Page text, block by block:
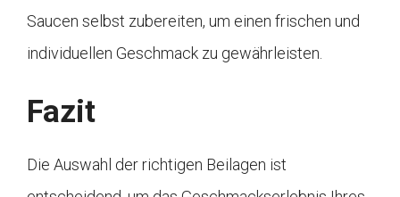
Saucen selbst zubereiten, um einen frischen und
individuellen Geschmack zu gewährleisten.
Fazit
Die Auswahl der richtigen Beilagen ist